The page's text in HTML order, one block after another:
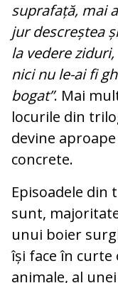
suprafață, mai
jur descreștea
la vedere
nici nu le-ai fi
bogat”. Mai
locurile din
devine
concrete.
Episoadele din
sunt,
unui boier
își face în curte
animale, al